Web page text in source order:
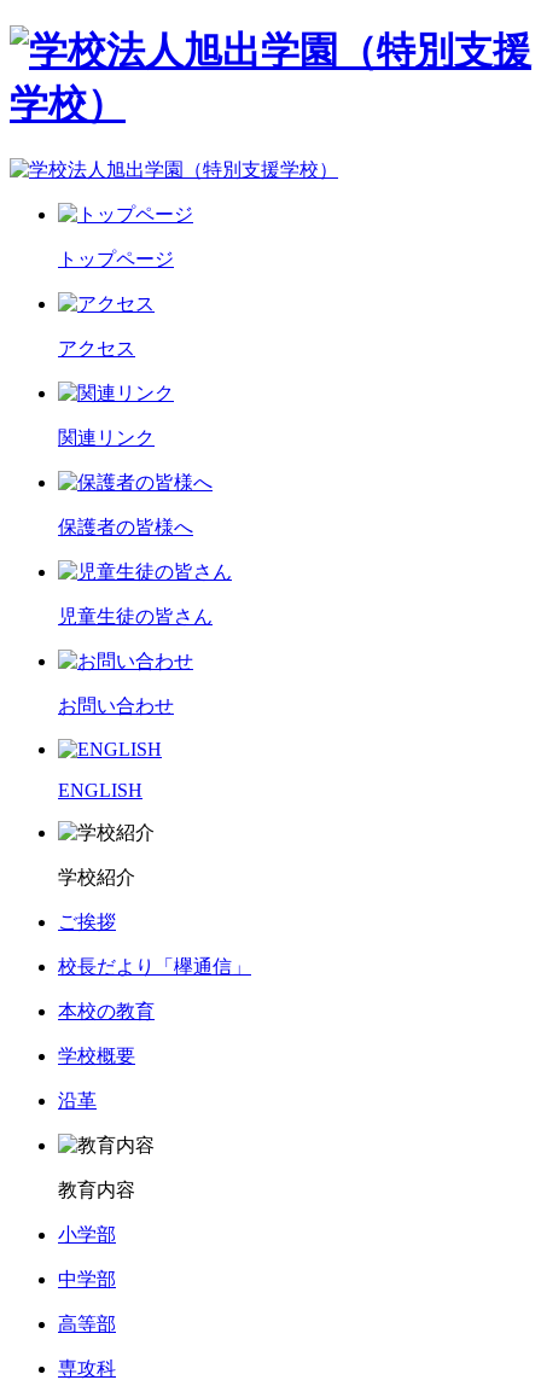
トップページ
アクセス
関連リンク
保護者の皆様へ
児童生徒の皆さん
お問い合わせ
ENGLISH
学校紹介
ご挨拶
校長だより「欅通信」
本校の教育
学校概要
沿革
教育内容
小学部
中学部
高等部
専攻科